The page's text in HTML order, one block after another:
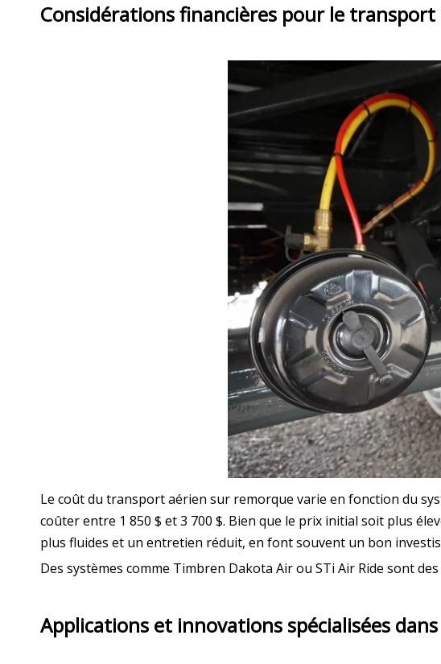
Considérations financières pour le
Le coût du transport aérien sur remorque varie en fonction du
coûter entre 1 850 $ et 3 700 $. Bien que le prix initial soit plus
plus fluides et un entretien réduit, en font souvent un bon
Des systèmes comme Timbren Dakota Air ou STi Air Ride sont
Applications et innovations spécialisées